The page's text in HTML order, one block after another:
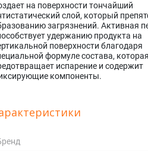
на поверхности тончайший
слой, который
загрязнений. Активная
удержанию продукта на
поверхности благодаря
формуле состава, которая
испарение и содержит
компоненты.